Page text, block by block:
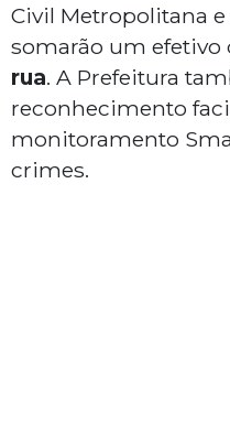
Civil Metropolitana
somarão um efetivo
rua. A Prefeitura
reconhecimento
monitoramento
crimes.